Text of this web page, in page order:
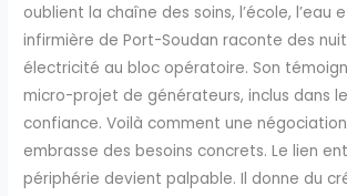
oublient la chaîne des soins, l’école, l’eau
infirmière de Port-Soudan raconte des
électricité au bloc opératoire. Son
micro-projet de générateurs, inclus dans
confiance. Voilà comment une
embrasse des besoins concrets. Le lien
périphérie devient palpable. Il donne du